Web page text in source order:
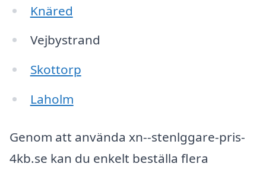
Knäred
Vejbystrand
Skottorp
Laholm
Genom att använda xn--stenlggare-pris-
4kb.se kan du enkelt beställa flera